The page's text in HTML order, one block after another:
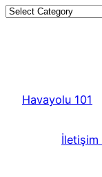
Havayolu 101
İletişim